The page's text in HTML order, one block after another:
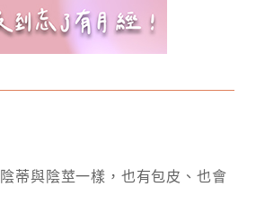
蒂與陰莖一樣，也有包皮、也會